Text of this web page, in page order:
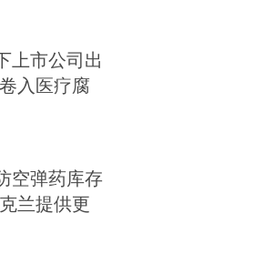
上市公司出
入医疗腐
空弹药库存
兰提供更